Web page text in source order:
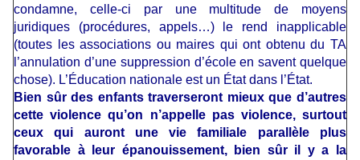
condamne, celle-ci par une multitude de moyens
juridiques (procédures, appels…) le rend inapplicable
(toutes les associations ou maires qui ont obtenu du TA
l’annulation d’une suppression d’école en savent quelque
chose). L’Éducation nationale est un État dans l’État.
Bien sûr des enfants traverseront mieux que d’autres
cette violence qu’on n’appelle pas violence, surtout
ceux qui auront une vie familiale parallèle plus
favorable à leur épanouissement, bien sûr il y a la